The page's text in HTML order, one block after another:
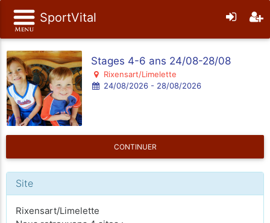
SportVital
Stages 4-6 ans 24/08-28/08
Rixensart/Limelette
24/08/2026 - 28/08/2026
CONTINUER
Site
Rixensart/Limelette